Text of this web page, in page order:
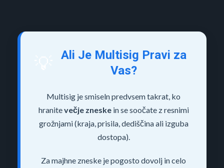
Ali Je Multisig Pravi za
Vas?
Multisig je smiseln predvsem takrat, ko
hranitevečje zneskein se soočate z resnimi
grožnjami (kraja, prisila, dediščina ali izguba
dostopa).
Za majhne zneske je pogosto dovolj in celo